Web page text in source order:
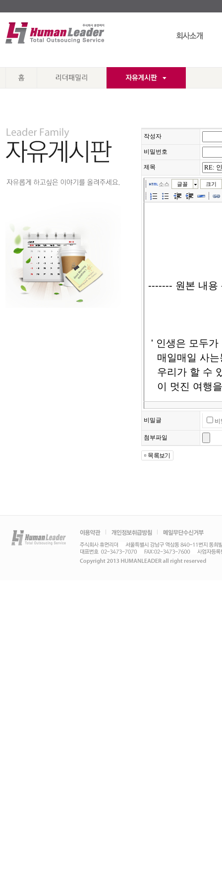
작성자
비밀번호
제목
소스 글꼴 크기
비밀글 비
첨부파일